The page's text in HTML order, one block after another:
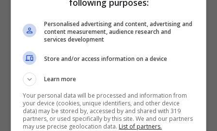
William felice del ritorno di Kate – foto: Ansa –
ladradibiciclette.it
In questi mesi il primogenito di Re Carlo III
è tornato progressivamente ai suoi
impegni, dopo che per oltre due settimane
aveva deciso di disertare per affiancare la
moglie malata. Non ha mai smesso di
Personalised advertising and content, advertising and
content measurement, audience research and
services development
Store and/or access information on a device
Learn more
Your personal data will be processed and information from
your device (cookies, unique identifiers, and other device
data) may be stored by, accessed by and shared with 319
partners, or used specifically by this site. We and our partners
may use precise geolocation data. List of partners.